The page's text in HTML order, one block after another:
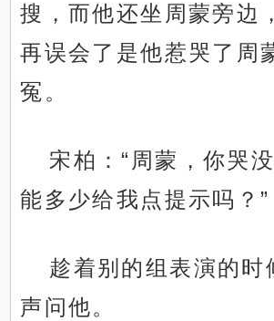
搜，而他还坐周蒙旁边
再误会了是他惹哭了周
冤。
宋柏：“周蒙，你哭
能多少给我点提示吗？”
趁着别的组表演的时
声问他。